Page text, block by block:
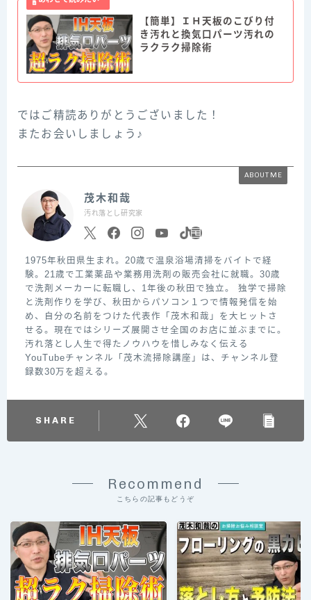
【簡単】ＩＨ天板のこびり付
き汚れと換気口パーツ汚れの
ラクラク掃除術
ではご精読ありがとうございました！
またお会いしましょう♪
ABOUT ME
茂木和哉
汚れ落とし研究家
1975年秋田県生まれ。20歳で温泉浴場清掃をバイトで経
験。21歳で工業薬品や業務用洗剤の販売会社に就職。30歳
で洗剤メーカーに転職し、1年後の秋田で独立。 独学で掃除
と洗剤作りを学び、秋田からパソコン１つで情報発信を始
め、自分の名前をつけた代表作「茂木和哉」を大ヒットさ
せる。現在ではシリーズ展開させ全国のお店に並ぶまでに。
汚れ落とし人生で得たノウハウを惜しみなく伝える
YouTubeチャンネル「茂木流掃除講座」は、チャンネル登
録数30万を超える。
SHARE
Recommend
こちらの記事もどうぞ